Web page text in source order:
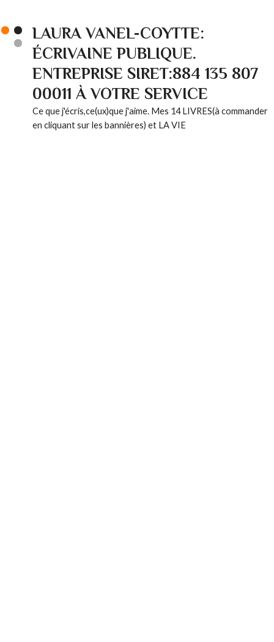
LAURA VANEL-COYTTE:
ÉCRIVAINE PUBLIQUE.
ENTREPRISE SIRET:884 135 807
00011 À VOTRE SERVICE
Ce que j'écris,ce(ux)que j'aime. Mes 14 LIVRES(à commander
en cliquant sur les bannières) et LA VIE